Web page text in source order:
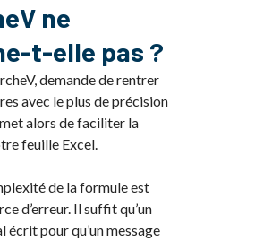
ne
t-elle pas ?
demande de rentrer
avec le plus de précision
alors de faciliter la
feuille Excel.
de la formule est
d’erreur. Il suffit qu’un
écrit pour qu’un message